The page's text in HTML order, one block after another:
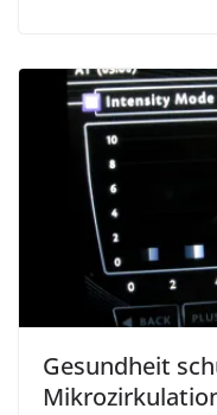
Gesundheit